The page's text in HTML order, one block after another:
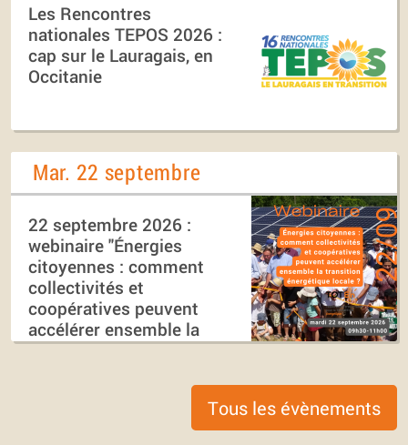
Les Rencontres
nationales TEPOS 2026 :
cap sur le Lauragais, en
Occitanie
Mar. 22 septembre
22 septembre 2026 :
webinaire "Énergies
citoyennes : comment
collectivités et
coopératives peuvent
accélérer ensemble la
transition énergétique
Tous les évènements